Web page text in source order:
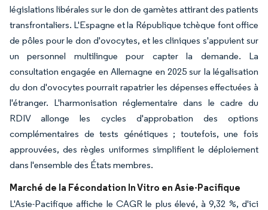
législations libérales sur le don de gamètes attirant des patients
transfrontaliers. L'Espagne et la République tchèque font office
de pôles pour le don d'ovocytes, et les cliniques s'appuient sur
un personnel multilingue pour capter la demande. La
consultation engagée en Allemagne en 2025 sur la légalisation
du don d'ovocytes pourrait rapatrier les dépenses effectuées à
l'étranger. L'harmonisation réglementaire dans le cadre du
RDIV allonge les cycles d'approbation des options
complémentaires de tests génétiques ; toutefois, une fois
approuvées, des règles uniformes simplifient le déploiement
dans l'ensemble des États membres.
Marché de la Fécondation In Vitro en Asie-Pacifique
L'Asie-Pacifique affiche le CAGR le plus élevé, à 9,32 %, d'ici